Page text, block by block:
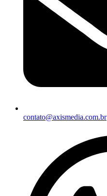
contato@axismedia.com.br